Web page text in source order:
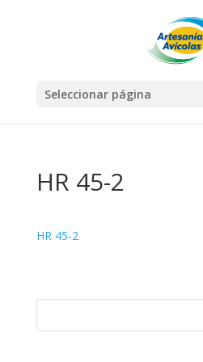
Seleccionar página
HR 45-2
HR 45-2